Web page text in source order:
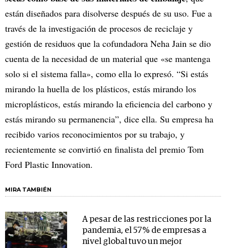
están diseñados para disolverse después de su uso. Fue a
través de la investigación de procesos de reciclaje y
gestión de residuos que la cofundadora Neha Jain se dio
cuenta de la necesidad de un material que «se mantenga
solo si el sistema falla», como ella lo expresó. “Si estás
mirando la huella de los plásticos, estás mirando los
microplásticos, estás mirando la eficiencia del carbono y
estás mirando su permanencia”, dice ella. Su empresa ha
recibido varios reconocimientos por su trabajo, y
recientemente se convirtió en finalista del premio Tom
Ford Plastic Innovation.
MIRA TAMBIÉN
A pesar de las restricciones por la
pandemia, el 57% de empresas a
nivel global tuvo un mejor